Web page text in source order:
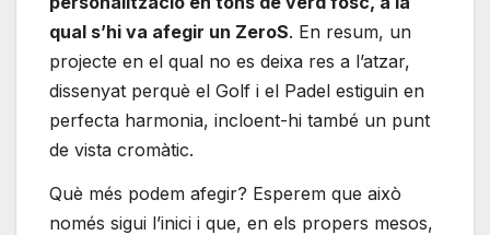
qual s’hi va afegir un ZeroS. En resum, un
projecte en el qual no es deixa res a l’atzar,
dissenyat perquè el Golf i el Padel estiguin en
perfecta harmonia, incloent-hi també un punt
de vista cromàtic.
Què més podem afegir? Esperem que això
només sigui l’inici i que, en els propers mesos,